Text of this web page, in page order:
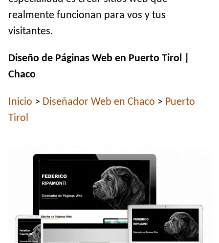
realmente funcionan para vos y tus
visitantes.
Diseño de Páginas Web en Puerto Tirol |
Chaco
Inicio > Diseñador Web en Chaco > Puerto
Tirol